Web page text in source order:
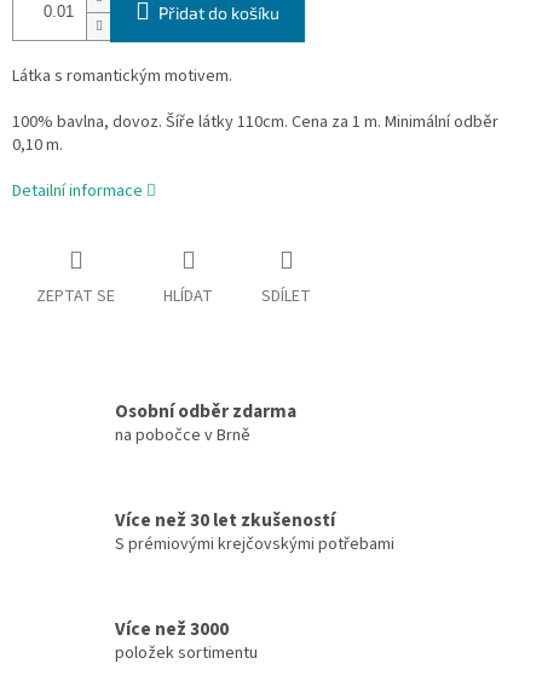
Přidat do košíku
Látka s romantickým motivem.
100% bavlna, dovoz. Šíře látky 110cm. Cena za 1 m. Minimální odběr
0,10 m.
Detailní informace
ZEPTAT SE HLÍDAT SDÍLET
Osobní odběr zdarma
na pobočce v Brně
Více než 30 let zkušeností
S prémiovými krejčovskými potřebami
Více než 3000
položek sortimentu